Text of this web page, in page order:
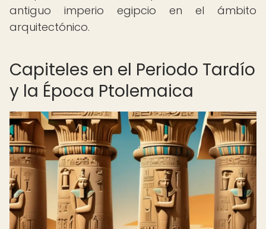
antiguo imperio egipcio en el ámbito
arquitectónico.
Capiteles en el Periodo Tardío
y la Época Ptolemaica